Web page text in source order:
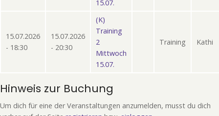
15.07.
15.07.2026
- 18:30
15.07.2026
- 20:30
(K)
Training
2
Mittwoch
15.07.
Training Kathi
Hinweis zur Buchung
Um dich für eine der Veranstaltungen anzumelden, musst du dich